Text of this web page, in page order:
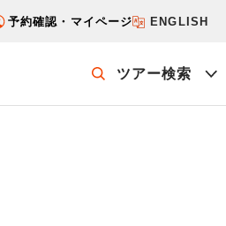
予約確認・マイページ ENGLISH
ツアー検索